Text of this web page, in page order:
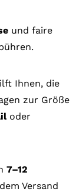
und faire
Ihnen, die
zur Größe
oder
7–12
Versand